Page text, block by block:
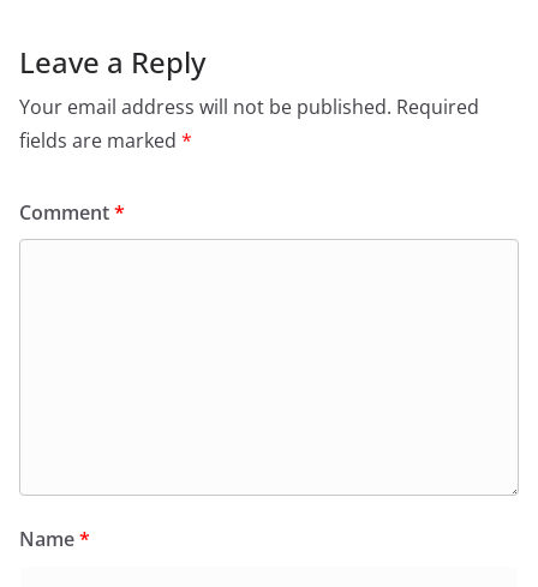
Leave a Reply
Your email address will not be published. Required
fields are marked *
Comment*
Name*